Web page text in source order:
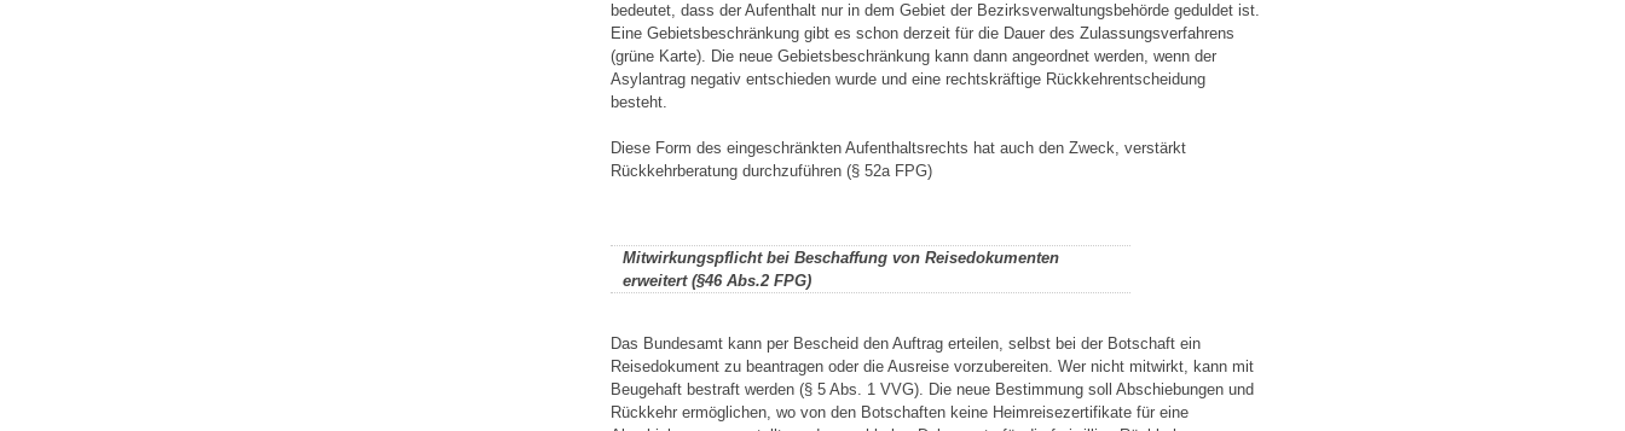
bedeutet, dass der Aufenthalt nur in dem Gebiet der Bezirksverwaltungsbehörde geduldet ist.
Eine Gebietsbeschränkung gibt es schon derzeit für die Dauer des Zulassungsverfahrens
(grüne Karte). Die neue Gebietsbeschränkung kann dann angeordnet werden, wenn der
Asylantrag negativ entschieden wurde und eine rechtskräftige Rückkehrentscheidung
besteht.
Diese Form des eingeschränkten Aufenthaltsrechts hat auch den Zweck, verstärkt
Rückkehrberatung durchzuführen (§ 52a FPG)
Mitwirkungspflicht bei Beschaffung von Reisedokumenten
erweitert (§46 Abs.2 FPG)
Das Bundesamt kann per Bescheid den Auftrag erteilen, selbst bei der Botschaft ein
Reisedokument zu beantragen oder die Ausreise vorzubereiten. Wer nicht mitwirkt, kann mit
Beugehaft bestraft werden (§ 5 Abs. 1 VVG). Die neue Bestimmung soll Abschiebungen und
Rückkehr ermöglichen, wo von den Botschaften keine Heimreisezertifikate für eine